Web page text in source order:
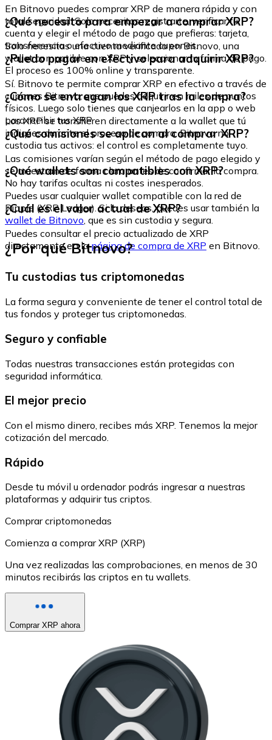
En Bitnovo puedes comprar XRP de manera rápida y con
total seguridad. Solo necesitas registrarte, verificar tu
cuenta y elegir el método de pago que prefieras: tarjeta,
transferencia o efectivo mediante cupones.
¿Qué necesito para empezar a comprar XRP?
Solo necesitas una cuenta verificada en Bitnovo, una
wallet compatible con XRP y seleccionar tu forma de pago.
El proceso es 100% online y transparente.
¿Puedo pagar en efectivo para adquirir XRP?
Sí. Bitnovo te permite comprar XRP en efectivo a través de
cupones Bitnovo, que puedes adquirir en miles de puntos
físicos. Luego solo tienes que canjearlos en la app o web
para recibir tus XRP
¿Cómo se entregan los XRP tras la compra?
Los XRP se transfieren directamente a la wallet que tú
indiques durante el proceso de compra. Bitnovo no
custodia tus activos: el control es completamente tuyo.
¿Qué comisiones se aplican al comprar XRP?
Las comisiones varían según el método de pago elegido y
se muestran de forma clara antes de confirmar la compra.
No hay tarifas ocultas ni costes inesperados.
¿Qué wallets son compatibles con XRP?
Puedes usar cualquier wallet compatible con la red de
Ripple (XRP Ledger). Si lo deseas, puedes usar también la
wallet de Bitnovo, que es sin custodia y segura.
¿Cuál es el valor actual de XRP?
Puedes consultar el precio actualizado de XRP
directamente en lapágina de compra de XRP en Bitnovo.
¿Por qué Bitnovo?
Tu custodias tus criptomonedas
La forma segura y conveniente de tener el control total de
tus fondos y proteger tus criptomonedas.
Seguro y confiable
Todas nuestras transacciones están protegidas con
seguridad informática.
El mejor precio
Con el mismo dinero, recibes más XRP. Tenemos la mejor
cotización del mercado.
Rápido
Desde tu móvil u ordenador podrás ingresar a nuestras
plataformas y adquirir tus criptos.
Comprar criptomonedas
Comienza a comprar XRP (XRP)
Una vez realizadas las comprobaciones, en menos de 30
minutos recibirás las criptos en tu wallets.
Comprar XRP ahora